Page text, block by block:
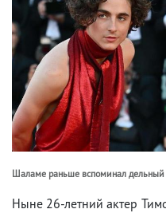
Шаламе раньше вспоминал дельный
Ныне 26-летний актер